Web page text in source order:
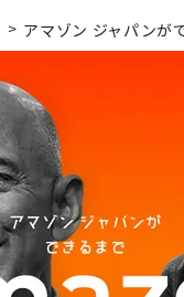
アマゾン ジャパンが